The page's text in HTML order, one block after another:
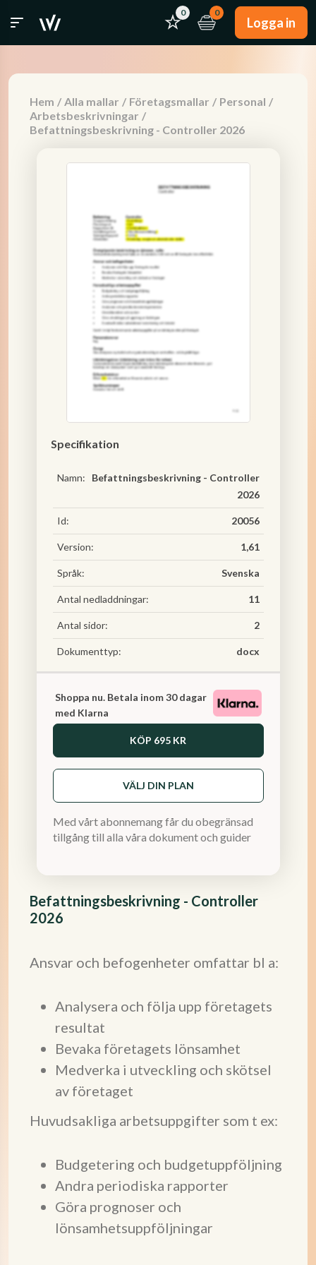
0 0
Logga in
Hem / Alla mallar / Företagsmallar / Personal /
Arbetsbeskrivningar /
Befattningsbeskrivning - Controller 2026
Befattningsbeskrivning - Controller
2026
Ansvar och befogenheter omfattar bl a:
Analysera och följa upp företagets
resultat
Bevaka företagets lönsamhet
Medverka i utveckling och skötsel
av företaget
Huvudsakliga arbetsuppgifter som t ex:
Budgetering och budgetuppföljning
Andra periodiska rapporter
Göra prognoser och
lönsamhetsuppföljningar
Specifikation
Namn:
Befattningsbeskrivning - Controller
2026
Id: 20056
Version: 1,61
Språk: Svenska
Antal nedladdningar: 11
Antal sidor: 2
Dokumenttyp: docx
Shoppa nu. Betala inom 30 dagar
med Klarna
KÖP 695 KR
VÄLJ DIN PLAN
Med vårt abonnemang får du obegränsad
tillgång till alla våra dokument och guider